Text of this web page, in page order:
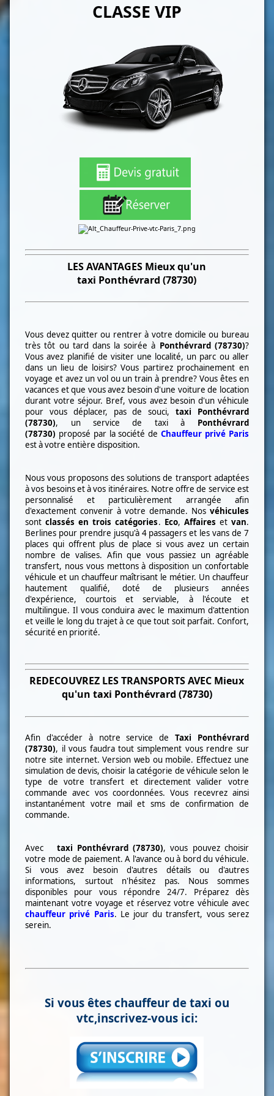
CLASSE VIP
LESAVANTAGES Mieux qu'un
taxi Ponthévrard (78730)
Vous devez quitter ou rentrer à votre domicile ou bureau
très tôt ou tard dans la soirée à Ponthévrard (78730)?
Vous avez planifié de visiter une localité, un parc ou aller
dans un lieu de loisirs? Vous partirez prochainement en
voyage et avez un vol ou un train à prendre? Vous êtes en
vacances et que vous avez besoin d'une voiture de location
durant votre séjour. Bref, vous avez besoin d'un véhicule
pour vous déplacer, pas de souci, taxi Ponthévrard
(78730), un service de taxi à Ponthévrard
(78730) proposé par la société deChauffeur privé Paris
est à votre entière disposition.
Nous vous proposons des solutions de transport adaptées
à vos besoins et à vos itinéraires. Notre offre de service est
personnalisé et particulièrement arrangée afin
d'exactement convenir à votre demande. Nos véhicules
sontclassés en trois catégories. Eco, Affaires et van.
Berlines pour prendre jusqu'à 4 passagers et les vans de 7
places qui offrent plus de place si vous avez un certain
nombre de valises. Afin que vous passiez un agréable
transfert, nous vous mettons à disposition un confortable
véhicule et un chauffeur maîtrisant le métier. Un chauffeur
hautement qualifié, doté de plusieurs années
d'expérience, courtois et serviable, à l'écoute et
multilingue. Il vous conduira avec le maximum d'attention
et veille le long du trajet à ce que tout soit parfait. Confort,
sécurité en priorité.
REDECOUVREZ LES TRANSPORTS AVEC Mieux
qu'un taxi Ponthévrard (78730)
Afin d'accéder à notre service de Taxi Ponthévrard
(78730), il vous faudra tout simplement vous rendre sur
notre site internet. Version web ou mobile. Effectuez une
simulation de devis, choisir la catégorie de véhicule selon le
type de votre transfert et directement valider votre
commande avec vos coordonnées. Vous recevrez ainsi
instantanément votre mail et sms de confirmation de
commande.
Avec taxi Ponthévrard (78730), vous pouvez choisir
votre mode de paiement. A l'avance ou à bord du véhicule.
Si vous avez besoin d'autres détails ou d'autres
informations, surtout n'hésitez pas. Nous sommes
disponibles pour vous répondre 24/7. Préparez dès
maintenant votre voyage et réservez votre véhicule avec
chauffeur privé Paris. Le jour du transfert, vous serez
serein.
Si vous êtes chauffeur de taxi ou
vtc,inscrivez-vous ici: